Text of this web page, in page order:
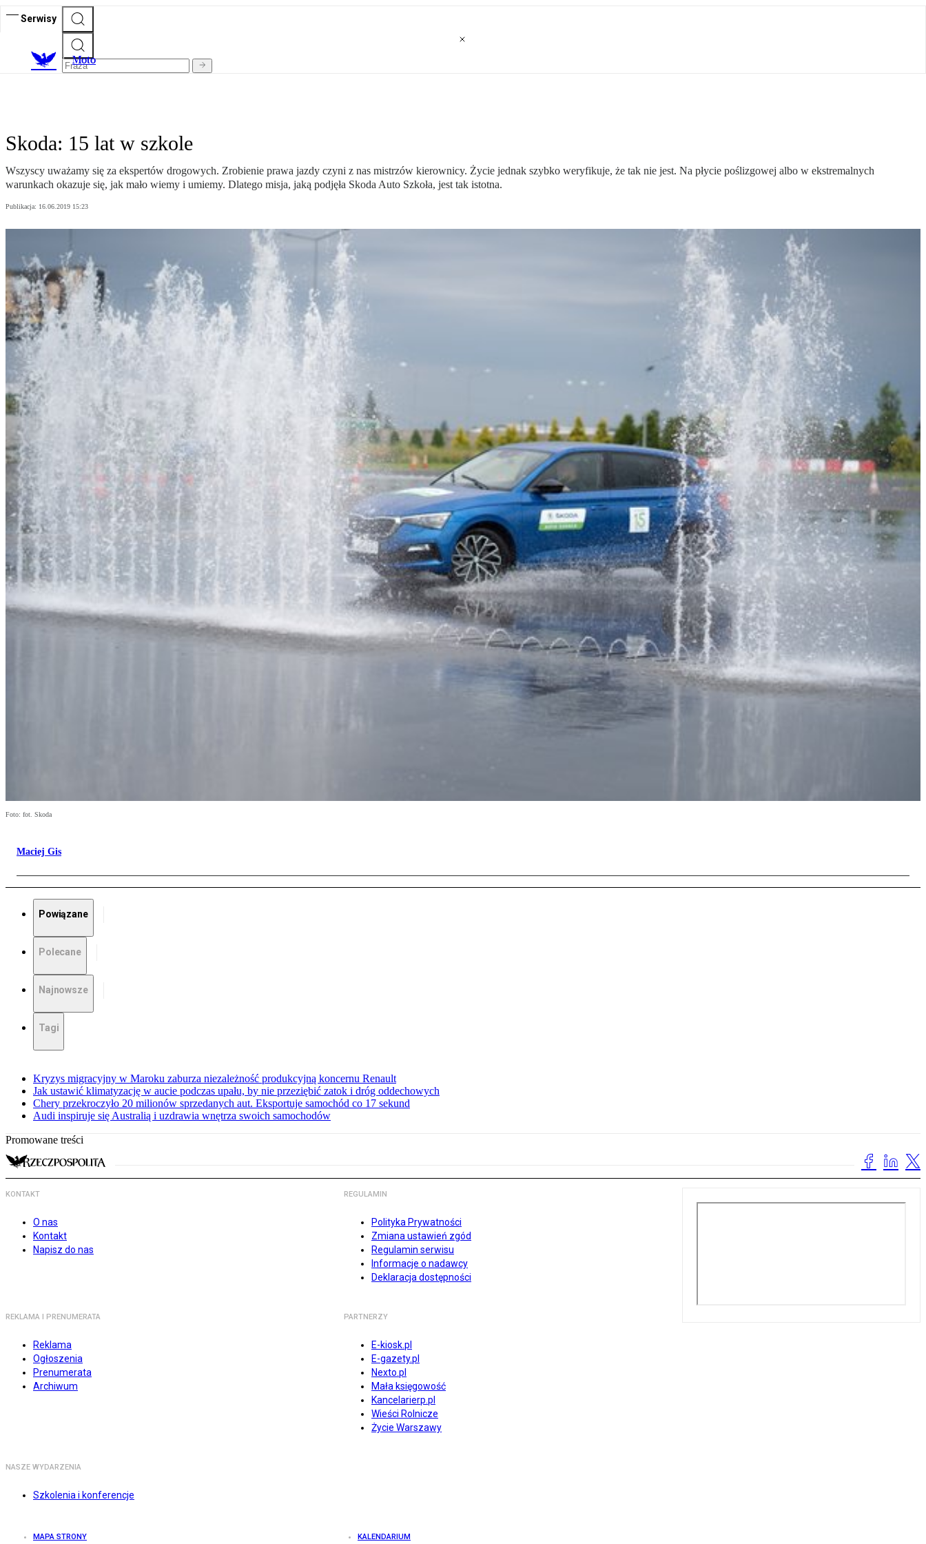
Serwisy
Moto
Skoda: 15 lat w szkole
Wszyscy uważamy się za ekspertów drogowych. Zrobienie prawa jazdy czyni z nas mistrzów kierownicy. Życie jednak szybko weryfikuje, że tak nie jest. Na płycie poślizgowej albo w ekstremalnych
warunkach okazuje się, jak mało wiemy i umiemy. Dlatego misja, jaką podjęła Skoda Auto Szkoła, jest tak istotna.
Publikacja: 16.06.2019 15:23
Foto: fot. Skoda
Maciej Gis
Powiązane
Polecane
Najnowsze
Tagi
Kryzys migracyjny w Maroku zaburza niezależność produkcyjną koncernu Renault
Jak ustawić klimatyzację w aucie podczas upału, by nie przeziębić zatok i dróg oddechowych
Chery przekroczyło 20 milionów sprzedanych aut. Eksportuje samochód co 17 sekund
Audi inspiruje się Australią i uzdrawia wnętrza swoich samochodów
Promowane treści
KONTAKT
O nas
Kontakt
Napisz do nas
REGULAMIN
Polityka Prywatności
Zmiana ustawień zgód
Regulamin serwisu
Informacje o nadawcy
Deklaracja dostępności
REKLAMA I PRENUMERATA
Reklama
Ogłoszenia
Prenumerata
Archiwum
PARTNERZY
E-kiosk.pl
E-gazety.pl
Nexto.pl
Mała księgowość
Kancelarierp.pl
Wieści Rolnicze
Życie Warszawy
NASZE WYDARZENIA
Szkolenia i konferencje
MAPA STRONY KALENDARIUM